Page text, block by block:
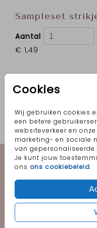
Cookies
Wij gebruiken cookies
een betere
websiteverkeer en
marketing- en sociale
van gepersonaliseerde
Je kunt jouw
ons ons cookiebeleid.
Sampleset
Aantal
€ 1,49
OMSCHRIJVING
goud, blauw,
Prijs:€ 1,49
Geboorte
Trouwen